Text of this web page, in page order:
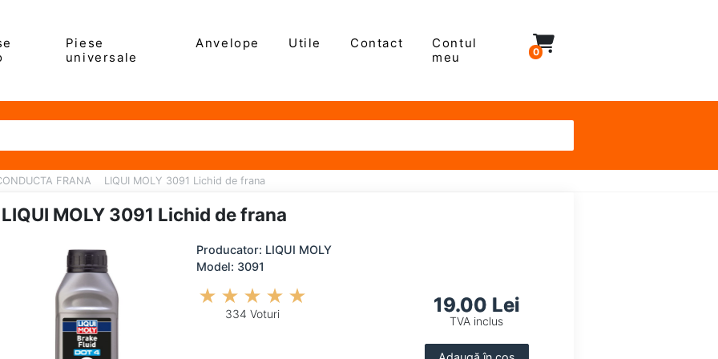
Piese
universale
Anvelope Utile Contact
Contul
meu
0
FRANA LIQUI MOLY 3091 Lichid de frana
LIQUI MOLY 3091 Lichid de frana
Producator: LIQUI MOLY
Model: 3091
334 Voturi 19.00 Lei
TVA inclus